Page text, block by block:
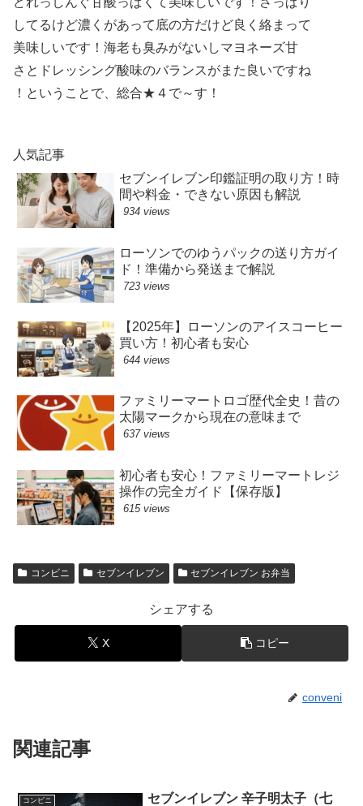
してるけど濃くがあって底の方だけど良く絡まって
美味しいです！海老も臭みがないしマヨネーズ甘
さとドレッシング酸味のバランスがまた良いですね
！ということで、総合★４で～す！
人気記事
セブンイレブン印鑑証明の取り方！時
間や料金・できない原因も解説
934 views
ローソンでのゆうパックの送り方ガイ
ド！準備から発送まで解説
723 views
【2025年】ローソンのアイスコーヒー
買い方！初心者も安心
644 views
ファミリーマートロゴ歴代全史！昔の
太陽マークから現在の意味まで
637 views
初心者も安心！ファミリーマートレジ
操作の完全ガイド【保存版】
615 views
コンビニ セブンイレブン セブンイレブン お弁当
シェアする
X コピー
conveni
関連記事
コンビニ
セブンイレブン 辛子明太子（七